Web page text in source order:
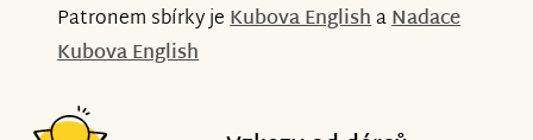
Patronem sbírky jeKubova EnglishaNadace
Kubova English